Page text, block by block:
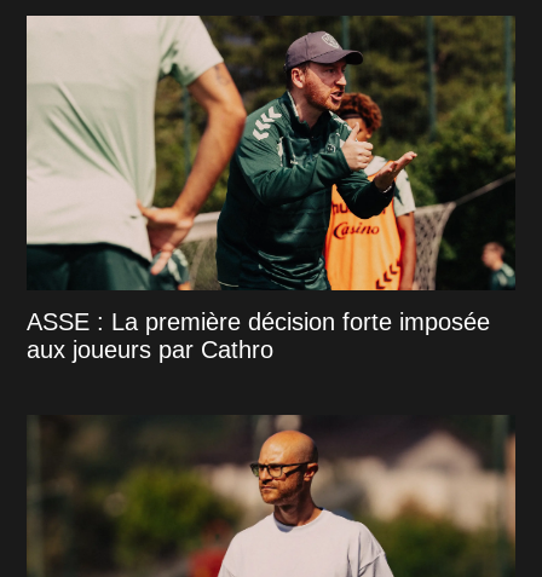
ASSE : La première décision forte imposée
aux joueurs par Cathro